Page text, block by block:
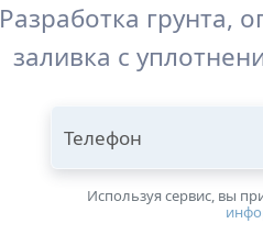
Разработка грунта,
заливка с
Телефон
Используя сервис, вы